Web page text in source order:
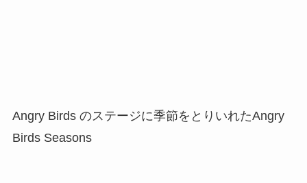
Angry Birds のステージに季節をとりいれたAngry
Birds Seasons